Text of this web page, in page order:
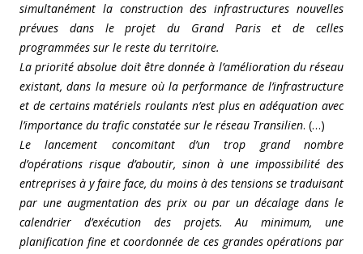
simultanément la construction des infrastructures nouvelles
prévues dans le projet du Grand Paris et de celles
programmées sur le reste du territoire.
La priorité absolue doit être donnée à l’amélioration du réseau
existant, dans la mesure où la performance de l’infrastructure
et de certains matériels roulants n’est plus en adéquation avec
l’importance du trafic constatée sur le réseau Transilien. (…)
Le lancement concomitant d’un trop grand nombre
d’opérations risque d’aboutir, sinon à une impossibilité des
entreprises à y faire face, du moins à des tensions se traduisant
par une augmentation des prix ou par un décalage dans le
calendrier d’exécution des projets. Au minimum, une
planification fine et coordonnée de ces grandes opérations par